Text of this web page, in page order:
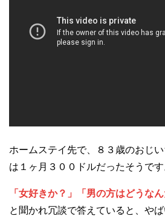
ホームステイ先で、８３歳のおじ
は１ヶ月３００ドルだったそうです
「女好きか？」「男の方はどうなん
と聞かれ冗談で答えていると、や